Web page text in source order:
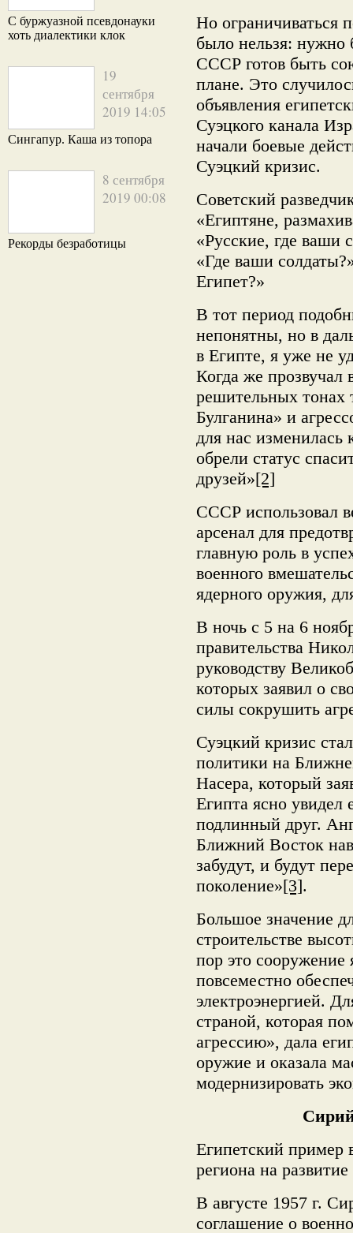
С буржуазной псевдонауки
хоть диалектики клок
19
сентября
2019 14:05
Сингапур. Каша из топора
8 сентября
2019 00:08
Рекорды безработицы
Но ограничиваться
было нельзя: нужно
СССР готов быть
плане. Это
объявления
Суэцкого канала
начали боевые
Суэцкий кризис.
Советский
«Египтяне,
«Русские, где ваши
«Где ваши
Египет?»
В тот период
непонятны, но в
в Египте, я уже не
Когда же
решительных тонах
Булганина» и
для нас
обрели статус
друзей»[2]
СССР использовал
арсенал для
главную роль в
военного
ядерного оружия,
В ночь с 5 на 6
правительства
руководству
которых заявил о
силы сокрушить
Суэцкий кризис
политики на
Насера, который
Египта ясно увидел
подлинный друг.
Ближний Восток
забудут, и будут
поколение»[3].
Большое значение
строительстве
пор это сооружение
повсеместно
электроэнергией.
страной, которая
агрессию», дала
оружие и оказала
модернизировать
Египетский пример
региона на
В августе 1957 г.
соглашение о